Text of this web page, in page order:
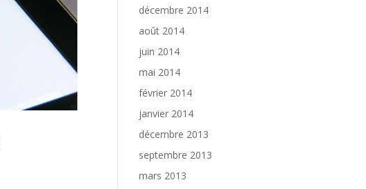
décembre 2014
août 2014
juin 2014
mai 2014
février 2014
janvier 2014
décembre 2013
septembre 2013
mars 2013